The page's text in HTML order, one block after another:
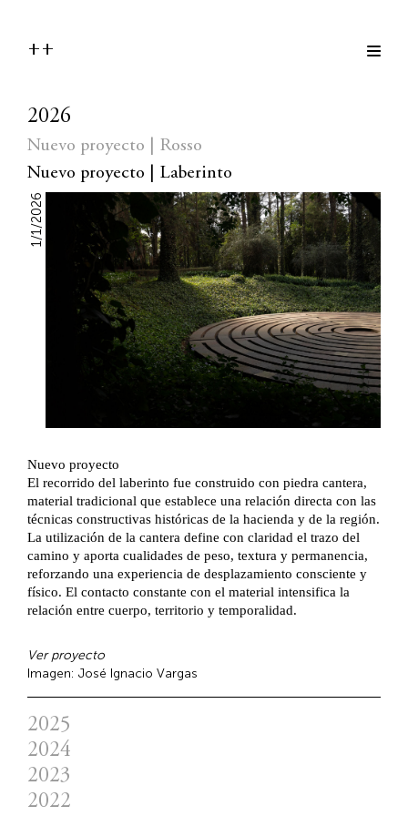
++
2026
Nuevo proyecto | Rosso
1/3/2026
El diseño del Rosso se concibe como un “listening
bar”ubicadodiscretamentedetrás de la cocina de un
restaurante, estableciendo una sensación de escape y
descubrimiento para los visitantes. Esta condición oculta
enmarca al bar como un destino que se revela y no se
anuncia, reforzando su carácter íntimo e inmersivo.
Ver proyecto
Nuevo proyecto | Laberinto
1/1/2026
Nuevo proyecto
El recorrido del laberinto fue construido con piedra cantera,
material tradicional que establece una relación directa con las
técnicas constructivas históricas de la hacienda y de la región.
La utilización de la cantera define con claridad el trazo del
camino y aporta cualidades de peso, textura y permanencia,
reforzando una experiencia de desplazamiento consciente y
físico. El contacto constante con el material intensifica la
relación entre cuerpo, territorio y temporalidad.
Ver proyecto
Imagen: José Ignacio Vargas
2025
Nuevo proyecto | Lorenzo
Masala y Maiz | Yinjispace
Un Faithful Reinstatement | Mackintosh
2024
Nuevo proyecto | Coqueto
Pool Pavilion | Architecture Lab
2023
Pabellón de Alberca | gooood
2022